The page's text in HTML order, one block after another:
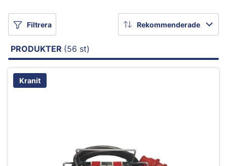
Filtrera Rekommenderade
PRODUKTER (56 st)
Kranit